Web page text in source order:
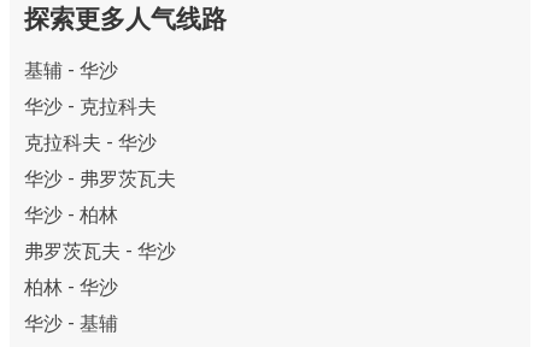
探索更多人气线路
基辅 - 华沙
华沙 - 克拉科夫
克拉科夫 - 华沙
华沙 - 弗罗茨瓦夫
华沙 - 柏林
弗罗茨瓦夫 - 华沙
柏林 - 华沙
华沙 - 基辅